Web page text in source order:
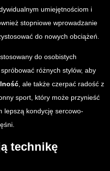
umiejętnościom i
stopniowe wprowadzanie
do nowych obciążeń.
do osobistych
różnych stylów, aby
, ale także czerpać radość z
sport, który może przynieść
lepszą kondycję sercowo-
technikę